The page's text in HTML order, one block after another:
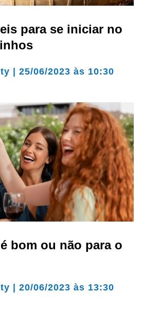
para se iniciar no
25/06/2023 às 10:30
bom ou não para o
| 20/06/2023 às 13:30